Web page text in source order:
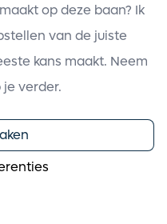
op deze baan? Ik
van de juiste
kans maakt. Neem
verder.